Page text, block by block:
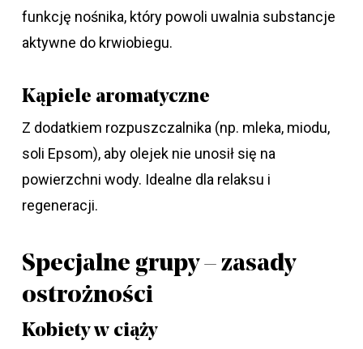
funkcję nośnika, który powoli uwalnia substancje
aktywne do krwiobiegu.
Kąpiele aromatyczne
Z dodatkiem rozpuszczalnika (np. mleka, miodu,
soli Epsom), aby olejek nie unosił się na
powierzchni wody. Idealne dla relaksu i
regeneracji.
Specjalne grupy – zasady
ostrożności
Kobiety w ciąży